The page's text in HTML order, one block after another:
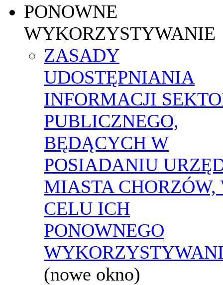
PONOWNE
WYKORZYSTYWANIE
ZASADY
UDOSTĘPNIANIA
INFORMACJI
PUBLICZNEGO,
BĘDĄCYCH W
POSIADANIU
MIASTA CHORZÓW,
CELU ICH
PONOWNEGO
(nowe okno)